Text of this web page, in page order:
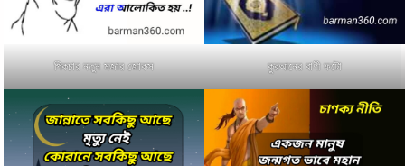
পিকচার নতুন মজার জোকস কুরআনের বাণী ফটো